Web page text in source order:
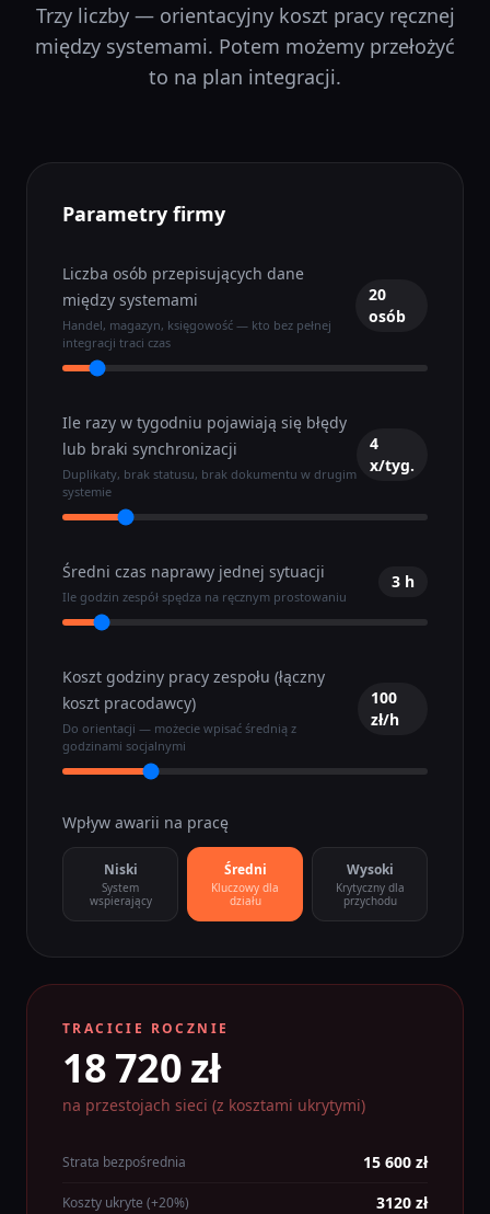
Trzy liczby — orientacyjny koszt pracy ręcznej
między systemami. Potem możemy przełożyć
to na plan integracji.
Parametry firmy
Liczba osób przepisujących dane
między systemami
Handel, magazyn, księgowość — kto bez pełnej
integracji traci czas
20
osób
Ile razy w tygodniu pojawiają się błędy
lub braki synchronizacji
Duplikaty, brak statusu, brak dokumentu w drugim
systemie
4
x/tyg.
Średni czas naprawy jednej sytuacji
Ile godzin zespół spędza na ręcznym prostowaniu
3 h
Koszt godziny pracy zespołu (łączny
koszt pracodawcy)
Do orientacji — możecie wpisać średnią z
godzinami socjalnymi
100
zł/h
Wpływ awarii na pracę
Niski
System
wspierający
Średni
Kluczowy dla
działu
Wysoki
Krytyczny dla
przychodu
TRACICIE ROCZNIE
18 720 zł
na przestojach sieci (z kosztami ukrytymi)
Strata bezpośrednia 15 600 zł
Koszty ukryte (+20%) 3120 zł